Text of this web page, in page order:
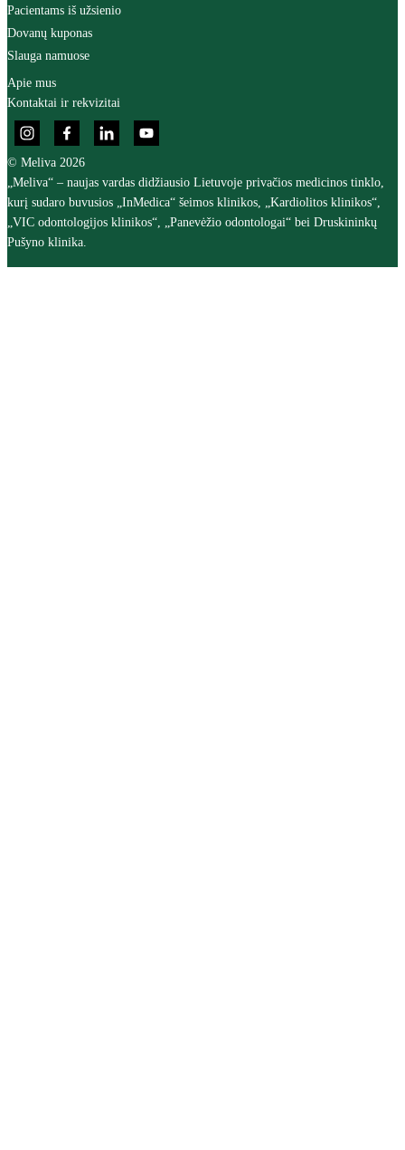
Pacientams iš užsienio
Dovanų kuponas
Slauga namuose
Apie mus
Kontaktai ir rekvizitai
© Meliva 2026
„Meliva“ – naujas vardas didžiausio Lietuvoje privačios medicinos tinklo,
kurį sudaro buvusios „InMedica“ šeimos klinikos, „Kardiolitos klinikos“,
„VIC odontologijos klinikos“, „Panevėžio odontologai“ bei Druskininkų
Pušyno klinika.